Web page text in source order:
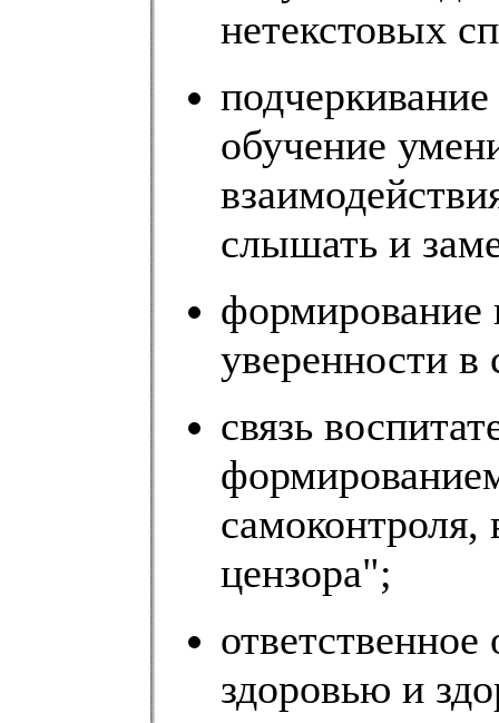
нетекстовых
обучение
слышать и
формирование
уверенности в
связь
самоконтроля,
цензора";
здоровью и